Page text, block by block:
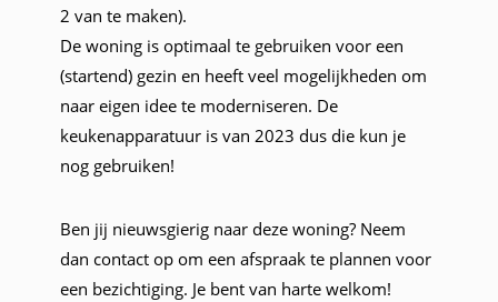
2 van te maken).
De woning is optimaal te gebruiken voor een
(startend) gezin en heeft veel mogelijkheden om
naar eigen idee te moderniseren. De
keukenapparatuur is van 2023 dus die kun je
nog gebruiken!
Ben jij nieuwsgierig naar deze woning? Neem
dan contact op om een afspraak te plannen voor
een bezichtiging. Je bent van harte welkom!